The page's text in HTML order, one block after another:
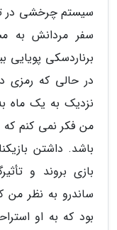
سیستم چرخشی در
سفر مردانش به
برناردسکی
در حالی که رمزی
نزدیک به یک ماه
باشد. داشتن
بازی بروند و
ساندرو به نظر
بود که به او